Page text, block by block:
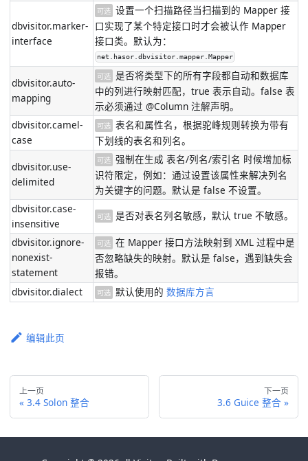
dbvisitor.marker-
interface
可选 设置一个扫描路径当扫描到的 Mapper 接
口实现了某个特定接口时才会被认作 Mapper
接口类。默认为：
net.hasor.dbvisitor.mapper.Mapper
dbvisitor.auto-
mapping
可选 是否将类型下的所有字段都自动和数据库
中的列进行映射匹配，true 表示自动。false 表
示必须通过 @Column 注解声明。
dbvisitor.camel-
case
可选 表名和属性名，根据驼峰规则转换为带有
下划线的表名和列名。
dbvisitor.use-
delimited
可选 强制在生成 表名/列名/索引名 时候增加标
识符限定，例如：通过设置该属性来解决列名
为关键字的问题。默认是 false 不设置。
dbvisitor.case-
insensitive
可选 是否对表名列名敏感，默认 true 不敏感。
dbvisitor.ignore-
nonexist-
statement
可选 在 Mapper 接口方法映射到 XML 过程中是
否忽略缺失的映射。默认是 false，遇到缺失会
报错。
dbvisitor.dialect
可选 默认使用的 数据库方言
编辑此页
上一页
3.4 Solon 整合
下一页
3.6 Guice 整合